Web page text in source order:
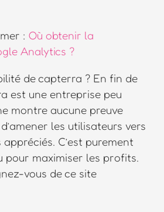
: Où obtenir la
Analytics ?
de capterra ? En fin de
est une entreprise peu
montre aucune preuve
les utilisateurs vers
C’est purement
pour maximiser les profits.
vous de ce site